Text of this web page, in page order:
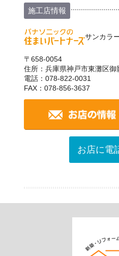
施工店情報
サンカラ
〒658-0054
住所：兵庫県神戸市東灘区御
電話：078-822-0031
FAX：078-856-3637
お店に電